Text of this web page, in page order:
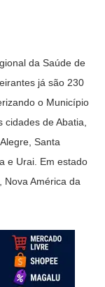
da Saúde de
já são 230
o Município
de Abatia,
Santa
e Urai. Em estado
América da